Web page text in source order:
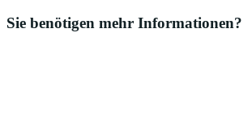
Sie benötigen mehr Informationen?